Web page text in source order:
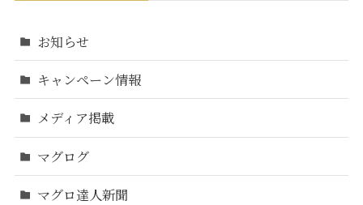
お知らせ
キャンペーン情報
メディア掲載
マグログ
マグロ達人新聞